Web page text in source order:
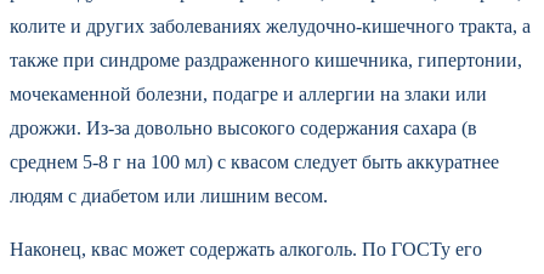
колите и других заболеваниях желудочно-кишечного тракта, а
также при синдроме раздраженного кишечника, гипертонии,
мочекаменной болезни, подагре и аллергии на злаки или
дрожжи. Из-за довольно высокого содержания сахара (в
среднем 5-8 г на 100 мл) с квасом следует быть аккуратнее
людям с диабетом или лишним весом.
Наконец, квас может содержать алкоголь. По ГОСТу его